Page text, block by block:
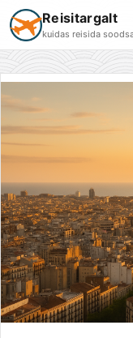
Reisitargalt
kuidas reisida